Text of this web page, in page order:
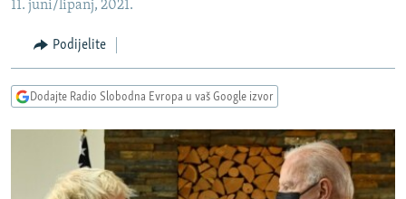
na
navigaciju
Pređite
na
KOSOVO
CRNA GORA
VIDEO
FOTOGALERIJE
INFOGRAFIKE
PODCASTI
RAT U UKRAJINI
KINA NA BALKANU
11. juni/lipanj, 2021.
Podijelite
Dodajte Radio Slobodna Evropa u vaš Google izvor